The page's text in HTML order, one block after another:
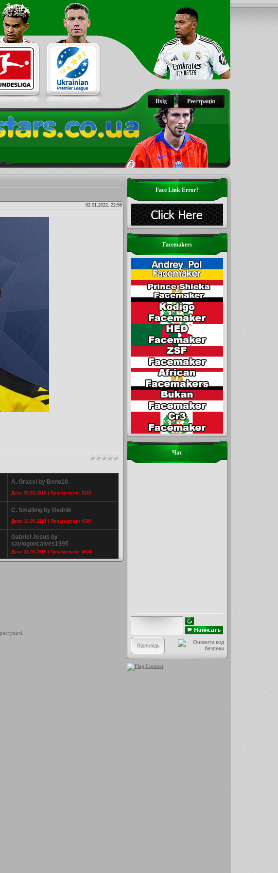
Реєстрація
Вхід
02.01.2022, 22:56
A. Grassi by Bono10
Дата: 25.03.2016 | Просмотров: 3163
C. Smalling by Rednik
Дата: 16.05.2015 | Просмотров: 4389
Gabriel Jesus by
saviogoncalves1995
Дата: 31.05.2015 | Просмотров: 4604
Face Link Error?
Facemakers
Чат